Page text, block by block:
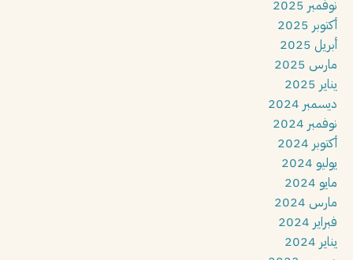
نوفمبر 2025
أكتوبر 2025
أبريل 2025
مارس 2025
يناير 2025
ديسمبر 2024
نوفمبر 2024
أكتوبر 2024
يوليو 2024
مايو 2024
مارس 2024
فبراير 2024
يناير 2024